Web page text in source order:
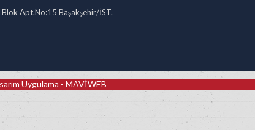
Apt.No:15 Başakşehir/İST.
Uygulama - MAVİWEB